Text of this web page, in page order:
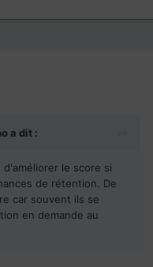
a dit :
le score si
de rétention. De
car souvent ils se
en demande au